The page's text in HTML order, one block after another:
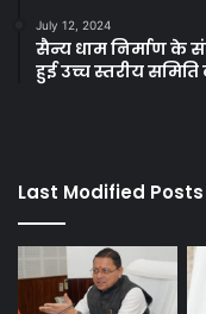
July 12, 2024
सैन्य धाम निर्माण के
हुई उच्च स्तरीय
Last Modified Posts